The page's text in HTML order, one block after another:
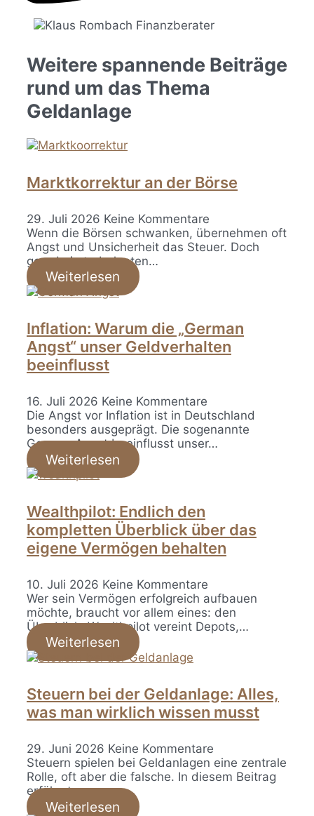
Weitere spannende Beiträge
rund um das Thema
Geldanlage
Marktkorrektur an der Börse
29. Juli 2026 Keine Kommentare
Wenn die Börsen schwanken, übernehmen oft
Angst und Unsicherheit das Steuer. Doch
gerade in turbulenten…
Weiterlesen
Inflation: Warum die „German
Angst“ unser Geldverhalten
beeinflusst
16. Juli 2026 Keine Kommentare
Die Angst vor Inflation ist in Deutschland
besonders ausgeprägt. Die sogenannte
German Angst beeinflusst unser…
Weiterlesen
Wealthpilot: Endlich den
kompletten Überblick über das
eigene Vermögen behalten
10. Juli 2026 Keine Kommentare
Wer sein Vermögen erfolgreich aufbauen
möchte, braucht vor allem eines: den
Überblick. Wealthpilot vereint Depots,…
Weiterlesen
Steuern bei der Geldanlage: Alles,
was man wirklich wissen musst
29. Juni 2026 Keine Kommentare
Steuern spielen bei Geldanlagen eine zentrale
Rolle, oft aber die falsche. In diesem Beitrag
erfährst…
Weiterlesen